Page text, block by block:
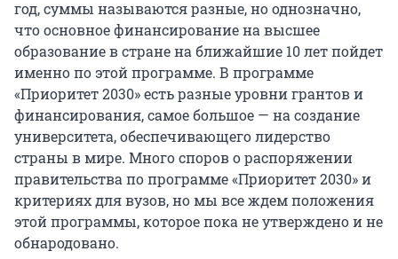
год, суммы называются разные, но однозначно,
что основное финансирование на высшее
образование в стране на ближайшие 10 лет пойдет
именно по этой программе. В программе
«Приоритет 2030» есть разные уровни грантов и
финансирования, самое большое — на создание
университета, обеспечивающего лидерство
страны в мире. Много споров о распоряжении
правительства по программе «Приоритет 2030» и
критериях для вузов, но мы все ждем положения
этой программы, которое пока не утверждено и не
обнародовано.